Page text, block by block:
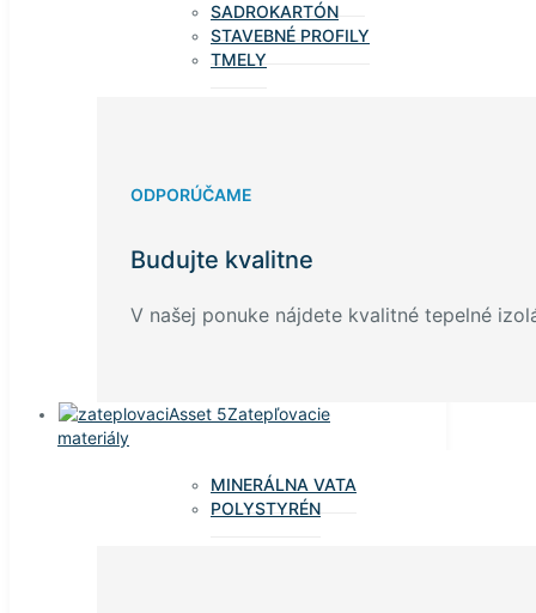
SADROKARTÓN
STAVEBNÉ PROFILY
TMELY
ODPORÚČAME
Budujte kvalitne
V našej ponuke nájdete kvalitné tepelné
Zatepľovacie
materiály
MINERÁLNA VATA
POLYSTYRÉN